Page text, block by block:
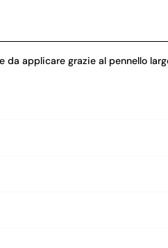
da applicare grazie al